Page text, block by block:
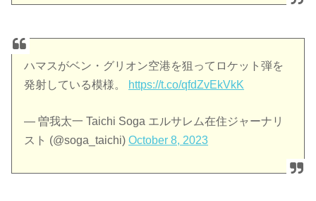
ハマスがベン・グリオン空港を狙ってロケット弾を
発射している模様。
https://t.co/qfdZvEkVkK
— 曽我太一 Taichi Soga エルサレム在住ジャーナリ
スト (@soga_taichi)October 8, 2023